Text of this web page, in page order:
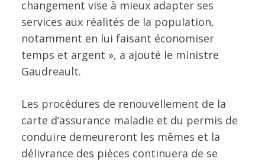
changement vise à mieux adapter ses
services aux réalités de la population,
notamment en lui faisant économiser
temps et argent », a ajouté le ministre
Gaudreault.
Les procédures de renouvellement de la
carte d’assurance maladie et du permis de
conduire demeureront les mêmes et la
délivrance des pièces continuera de se